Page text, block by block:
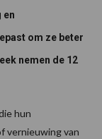
en
om ze beter
nemen de 12
hun
vernieuwing van